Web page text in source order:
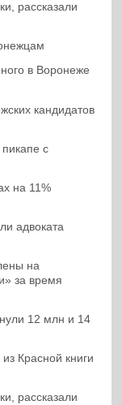
рассказали
в Воронеже
кандидатов
с
на 11%
адвоката
на
за время
12 млн и 14
Красной книги
рассказали